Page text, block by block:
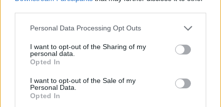
Personal Data Processing Opt Outs
I want to opt-out of the Sharing of my
personal data.
Opted In
I want to opt-out of the Sale of my
Personal Data.
Opted In